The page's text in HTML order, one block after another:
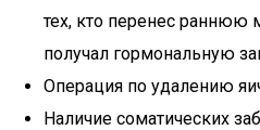
тех, кто перенес раннюю
получал гормональную
Операция по удалению
Наличие соматических